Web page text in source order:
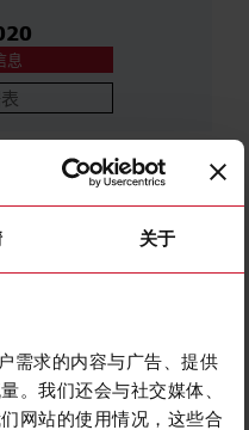
关于
需求的内容与广告、提供
。我们还会与社交媒体、
网站的使用情况，这些合
息
息